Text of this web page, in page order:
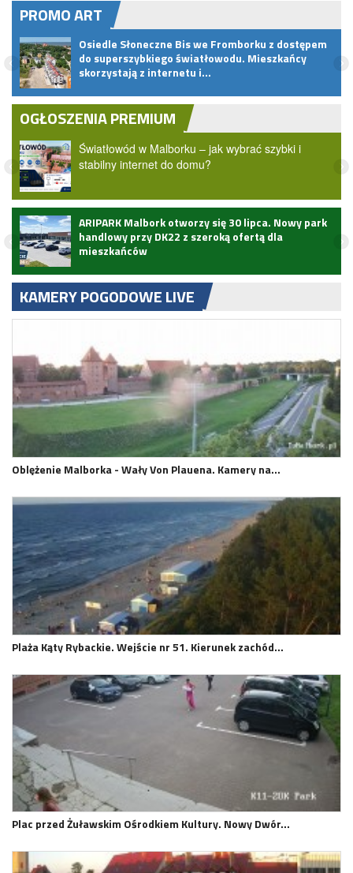
PROMO ART
Osiedle Słoneczne Bis we Fromborku z dostępem
do superszybkiego światłowodu. Mieszkańcy
skorzystają z internetu i…
OGŁOSZENIA PREMIUM
Światłowód w Malborku – jak wybrać szybki i
stabilny internet do domu?
ARIPARK Malbork otworzy się 30 lipca. Nowy park
handlowy przy DK22 z szeroką ofertą dla
mieszkańców
KAMERY POGODOWE LIVE
Oblężenie Malborka - Wały Von Plauena. Kamery na…
Plaża Kąty Rybackie. Wejście nr 51. Kierunek zachód…
Plac przed Żuławskim Ośrodkiem Kultury. Nowy Dwór…